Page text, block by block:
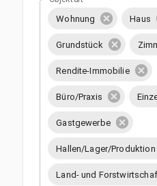
Wohnung Haus
Grundstück
Rendite-Immobilie
Büro/Praxis
Gastgewerbe
Hallen/Lager/Produktion
Land- und